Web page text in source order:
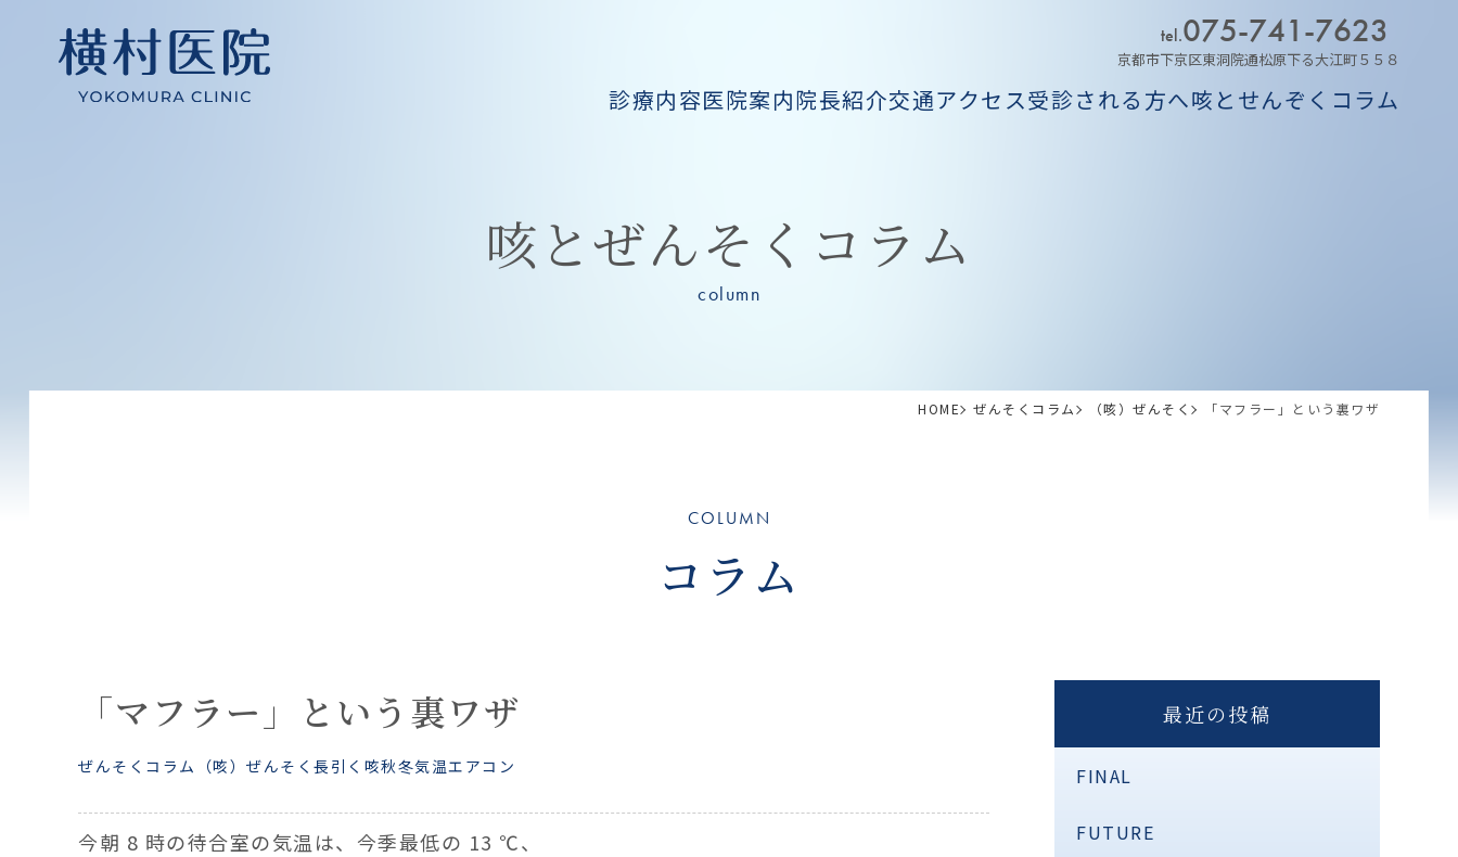
tel.075-741-7623
京都市下京区東洞院通松原下る大江町５５８
診療内容医院案内院長紹介交通アクセス受診される方へ咳とせんぞくコラム
咳とぜんそくコラム
column
HOME ぜんそくコラム （咳）ぜんそく 「マフラー」という裏ワザ
COLUMN
コラム
「マフラー」という裏ワザ
ぜんそくコラム （咳）ぜんそく 長引く咳秋冬気温エアコン
今朝 8 時の待合室の気温は、今季最低の 13 ℃、
最近の投稿
FINAL
FUTURE